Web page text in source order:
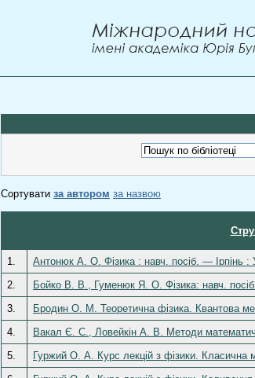
Сортувати за автором за назвою
1.
Антонюк А. О. Фізика : навч. посіб. — Ірпінь
2.
Бойко В. В., Гуменюк Я. О. Фізика: навч.
3.
Бродин О. М. Теоретична фізика. Квантова
4.
Вакал Є. С., Ловейкін А. В. Методи
5.
Гуржий О. А. Курс лекцій з фізики. Класична